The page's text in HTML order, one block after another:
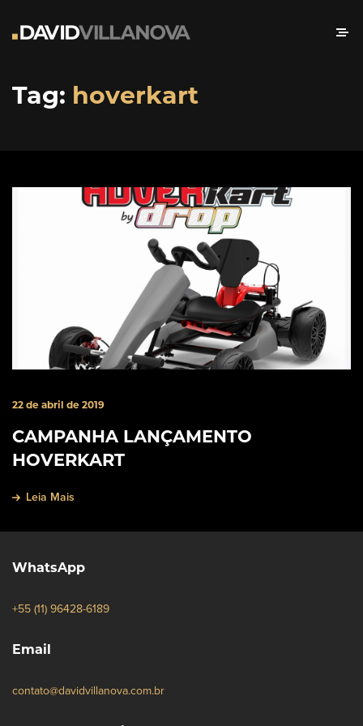
Tag: hoverkart
22 de abril de 2019
CAMPANHA LANÇAMENTO
HOVERKART
Leia Mais
WhatsApp
+55 (11) 96428-6189
Email
contato@davidvillanova.com.br